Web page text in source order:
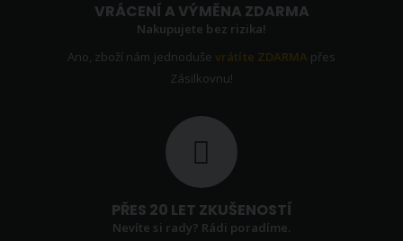
VRÁCENÍ A VÝMĚNA ZDARMA
Nakupujete bez rizika!
Ano, zboží nám jednoduševrátíte ZDARMA přes
Zásilkovnu!
PŘES 20 LET ZKUŠENOSTÍ
Nevíte si rady? Rádi poradíme.